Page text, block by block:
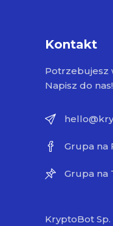
Kontakt
Potrzebujesz
Napisz do nas!
Grupa na
Grupa na
KryptoBot Sp.